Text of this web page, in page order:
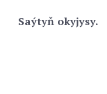
Saýtyň okyjysy.